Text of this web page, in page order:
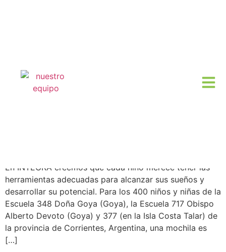
Etiqueta: Educación
En INTEGRA creemos que cada niño merece tener las
herramientas adecuadas para alcanzar sus sueños y
desarrollar su potencial. Para los 400 niños y niñas de la
Escuela 348 Doña Goya (Goya), la Escuela 717 Obispo
Alberto Devoto (Goya) y 377 (en la Isla Costa Talar) de
la provincia de Corrientes, Argentina, una mochila es
[…]